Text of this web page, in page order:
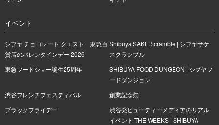
イベント
シブヤ チョコレート クエスト 東急百
貨店のバレンタインデー 2026
Shibuya SAKE Scramble | シブヤサケ
スクランブル
東急フードショー誕生25周年
SHIBUYA FOOD DUNGEON | シブヤフ
ードダンジョン
渋谷フレンチフェスティバル
創業記念祭
ブラックフライデー
渋谷発ビューティーメディアのリアル
イベント THE WEEKS | SHIBUYA